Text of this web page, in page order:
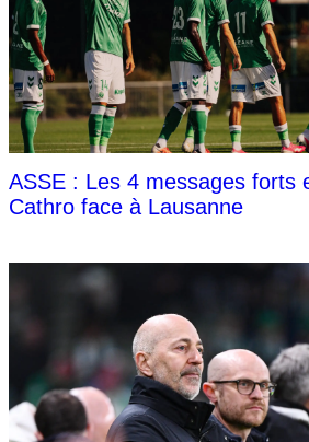
ASSE : Les 4 messages forts
Cathro face à Lausanne